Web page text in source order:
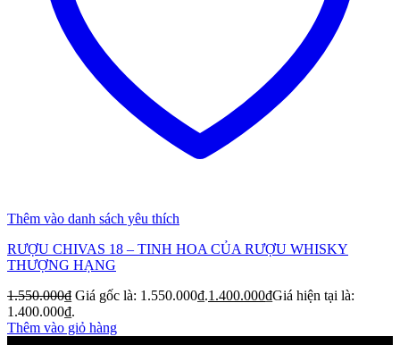
Thêm vào danh sách yêu thích
RƯỢU CHIVAS 18 – TINH HOA CỦA RƯỢU WHISKY
THƯỢNG HẠNG
1.550.000₫ Giá gốc là: 1.550.000₫.1.400.000₫Giá hiện tại là:
1.400.000₫.
Thêm vào giỏ hàng